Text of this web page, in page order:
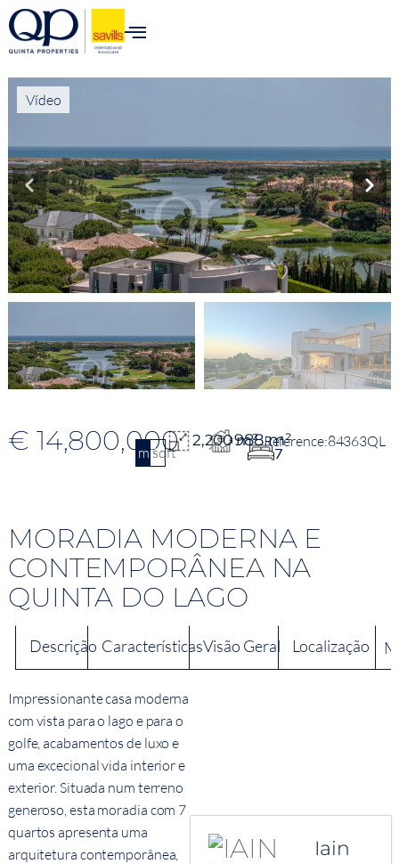
Vídeo
€ 14,800,000
m2sqft
2,200 m²988 m²
7
84363QL
MORADIA MODERNA E
CONTEMPORÂNEA NA
QUINTA DO LAGO
Descrição CaracterísticasVisão Geral Localização
Impressionante casa moderna
com vista para o lago e para o
golfe, acabamentos de luxo e
uma excecional vida interior e
exterior. Situada num terreno
generoso, esta moradia com 7
quartos apresenta uma
arquitetura contemporânea,
Iain